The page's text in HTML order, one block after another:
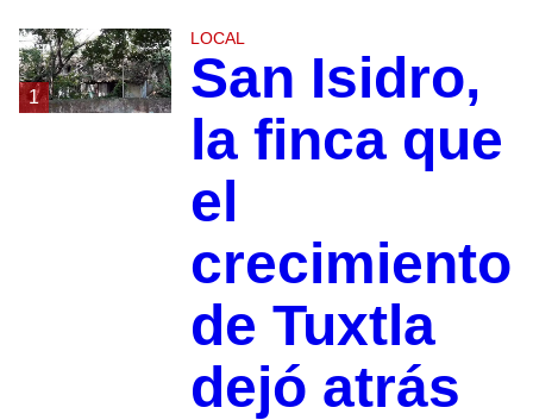
1
LOCAL
San Isidro,
la finca que
el
crecimiento
de Tuxtla
dejó atrás